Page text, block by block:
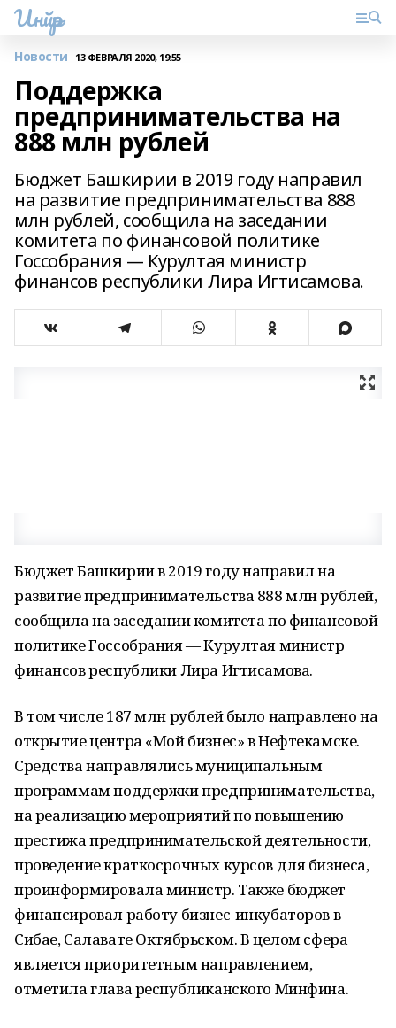
Инйәр
Новости 13 ФЕВРАЛЯ 2020, 19:55
Поддержка
предпринимательства на
888 млн рублей
Бюджет Башкирии в 2019 году направил
на развитие предпринимательства 888
млн рублей, сообщила на заседании
комитета по финансовой политике
Госсобрания — Курултая министр
финансов республики Лира Игтисамова.
Бюджет Башкирии в 2019 году направил на
развитие предпринимательства 888 млн рублей,
сообщила на заседании комитета по финансовой
политике Госсобрания — Курултая министр
финансов республики Лира Игтисамова.
В том числе 187 млн рублей было направлено на
открытие центра «Мой бизнес» в Нефтекамске.
Средства направлялись муниципальным
программам поддержки предпринимательства,
на реализацию мероприятий по повышению
престижа предпринимательской деятельности,
проведение краткосрочных курсов для бизнеса,
проинформировала министр. Также бюджет
финансировал работу бизнес-инкубаторов в
Сибае, Салавате Октябрьском. В целом сфера
является приоритетным направлением,
отметила глава республиканского Минфина.